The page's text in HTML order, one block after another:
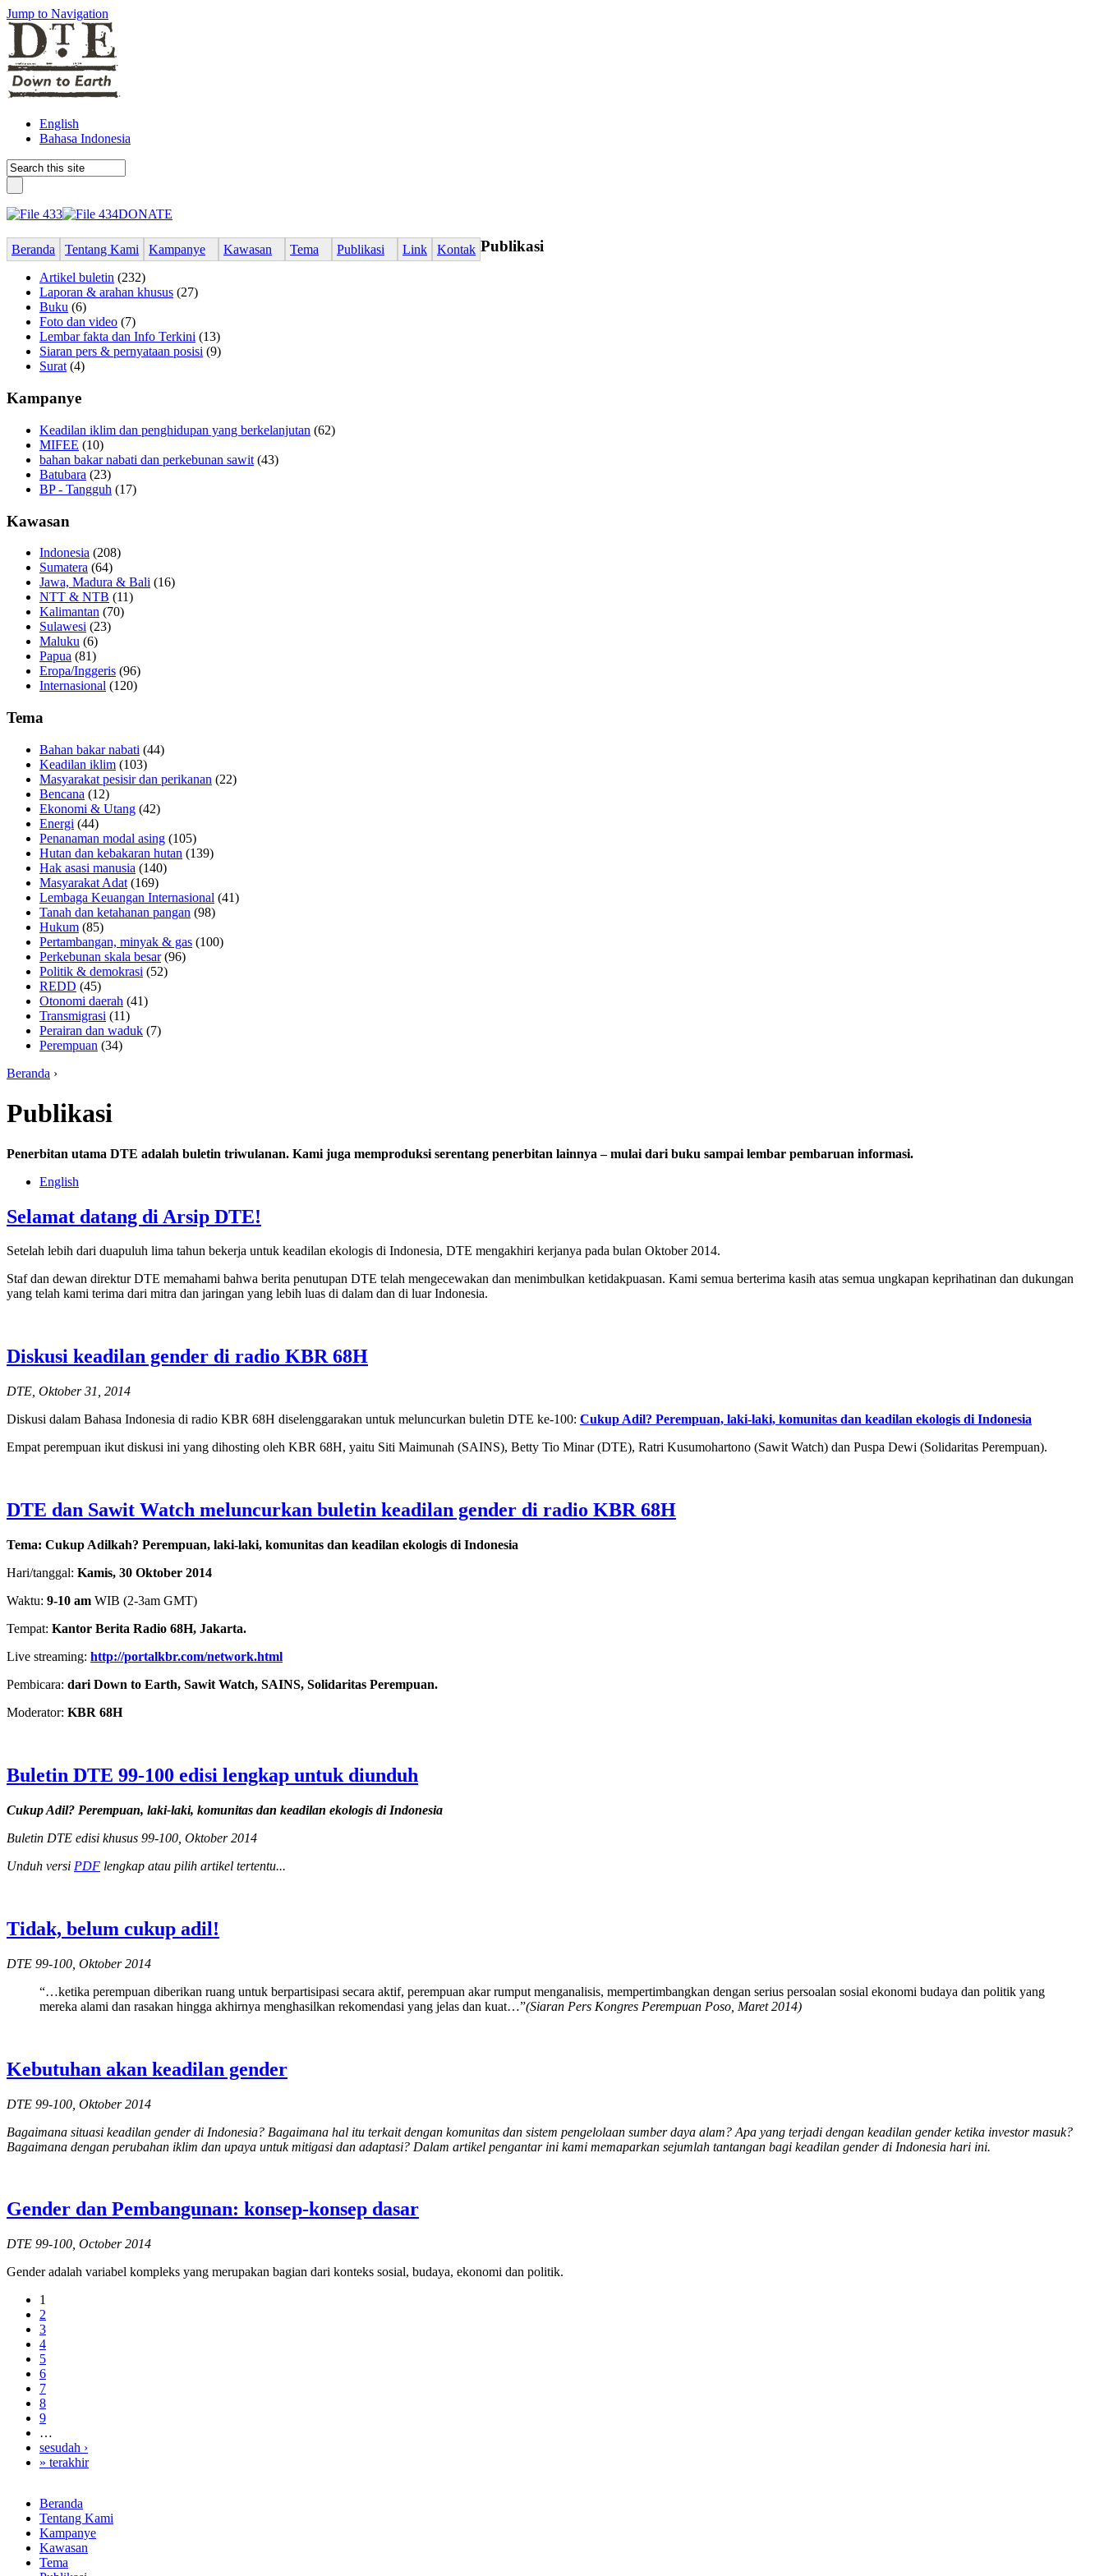
Jump to Navigation
English
Bahasa Indonesia
DONATE
Beranda Tentang Kami Kampanye Kawasan Tema Publikasi Link Kontak Publikasi
Artikel buletin (232)
Laporan & arahan khusus (27)
Buku (6)
Foto dan video (7)
Lembar fakta dan Info Terkini (13)
Siaran pers & pernyataan posisi (9)
Surat(4)
Kampanye
Keadilan iklim dan penghidupan yang berkelanjutan (62)
MIFEE (10)
bahan bakar nabati dan perkebunan sawit (43)
Batubara (23)
BP - Tangguh (17)
Kawasan
Indonesia (208)
Sumatera (64)
Jawa, Madura & Bali (16)
NTT & NTB (11)
Kalimantan (70)
Sulawesi (23)
Maluku (6)
Papua (81)
Eropa/Inggeris (96)
Internasional (120)
Tema
Bahan bakar nabati (44)
Keadilan iklim (103)
Masyarakat pesisir dan perikanan (22)
Bencana (12)
Ekonomi & Utang (42)
Energi (44)
Penanaman modal asing (105)
Hutan dan kebakaran hutan (139)
Hak asasi manusia (140)
Masyarakat Adat (169)
Lembaga Keuangan Internasional (41)
Tanah dan ketahanan pangan (98)
Hukum (85)
Pertambangan, minyak & gas (100)
Perkebunan skala besar(96)
Politik & demokrasi (52)
REDD (45)
Otonomi daerah (41)
Transmigrasi (11)
Perairan dan waduk (7)
Perempuan (34)
Beranda ›
Publikasi
Penerbitan utama DTE adalah buletin triwulanan. Kami juga memproduksi serentang penerbitan lainnya – mulai dari buku sampai lembar pembaruan informasi.
English
Selamat datang di Arsip DTE!
Setelah lebih dari duapuluh lima tahun bekerja untuk keadilan ekologis di Indonesia, DTE mengakhiri kerjanya pada bulan Oktober 2014.
Staf dan dewan direktur DTE memahami bahwa berita penutupan DTE telah mengecewakan dan menimbulkan ketidakpuasan. Kami semua berterima kasih atas semua ungkapan keprihatinan dan dukungan
yang telah kami terima dari mitra dan jaringan yang lebih luas di dalam dan di luar Indonesia.
Diskusi keadilan gender di radio KBR 68H
DTE, Oktober 31, 2014
Diskusi dalam Bahasa Indonesia di radio KBR 68H diselenggarakan untuk meluncurkan buletin DTE ke-100: Cukup Adil? Perempuan, laki-laki, komunitas dan keadilan ekologis di Indonesia
Empat perempuan ikut diskusi ini yang dihosting oleh KBR 68H, yaitu Siti Maimunah (SAINS), Betty Tio Minar (DTE), Ratri Kusumohartono (Sawit Watch) dan Puspa Dewi (Solidaritas Perempuan).
DTE dan Sawit Watch meluncurkan buletin keadilan gender di radio KBR 68H
Tema: Cukup Adilkah? Perempuan, laki-laki, komunitas dan keadilan ekologis di Indonesia
Hari/tanggal: Kamis, 30 Oktober 2014
Waktu: 9-10 am WIB (2-3am GMT)
Tempat: Kantor Berita Radio 68H, Jakarta.
Live streaming: http://portalkbr.com/network.html
Pembicara: dari Down to Earth, Sawit Watch, SAINS, Solidaritas Perempuan.
Moderator: KBR 68H
Buletin DTE 99-100 edisi lengkap untuk diunduh
Cukup Adil? Perempuan, laki-laki, komunitas dan keadilan ekologis di Indonesia
Buletin DTE edisi khusus 99-100, Oktober 2014
Unduh versi PDF lengkap atau pilih artikel tertentu...
Tidak, belum cukup adil!
DTE 99-100, Oktober 2014
“…ketika perempuan diberikan ruang untuk berpartisipasi secara aktif, perempuan akar rumput menganalisis, mempertimbangkan dengan serius persoalan sosial ekonomi budaya dan politik yang
mereka alami dan rasakan hingga akhirnya menghasilkan rekomendasi yang jelas dan kuat…”(Siaran Pers Kongres Perempuan Poso, Maret 2014)
Kebutuhan akan keadilan gender
DTE 99-100, Oktober 2014
Bagaimana situasi keadilan gender di Indonesia? Bagaimana hal itu terkait dengan komunitas dan sistem pengelolaan sumber daya alam? Apa yang terjadi dengan keadilan gender ketika investor masuk?
Bagaimana dengan perubahan iklim dan upaya untuk mitigasi dan adaptasi? Dalam artikel pengantar ini kami memaparkan sejumlah tantangan bagi keadilan gender di Indonesia hari ini.
Gender dan Pembangunan: konsep-konsep dasar
DTE 99-100, October 2014
Gender adalah variabel kompleks yang merupakan bagian dari konteks sosial, budaya, ekonomi dan politik.
1
2
3
4
5
6
7
8
9
…
sesudah ›
» terakhir
Beranda
Tentang Kami
Kampanye
Kawasan
Tema